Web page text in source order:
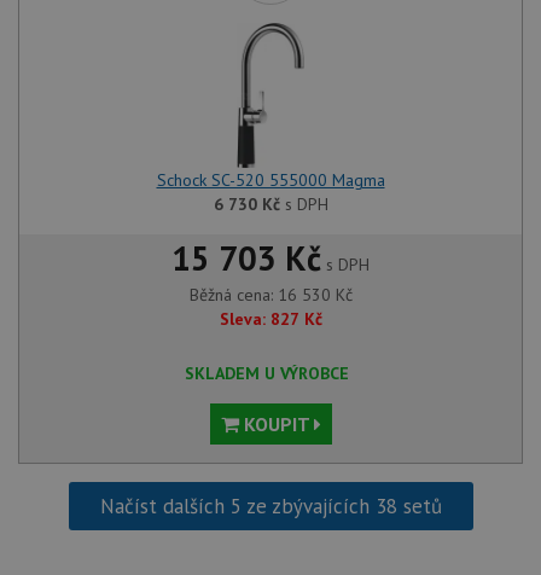
Schock SC-520 555000 Magma
6 730 Kčs DPH
15 703 Kč s DPH
Běžná cena: 16 530 Kč
Sleva: 827 Kč
SKLADEM U VÝROBCE
KOUPIT
Načíst dalších 5 ze zbývajících 38 setů